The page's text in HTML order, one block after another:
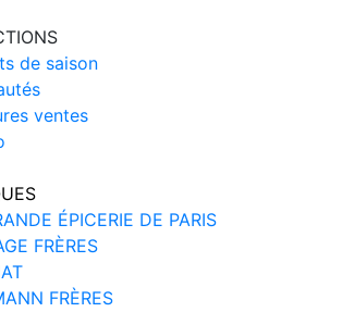
de saison
ventes
ÉPICERIE DE PARIS
FRÈRES
FRÈRES